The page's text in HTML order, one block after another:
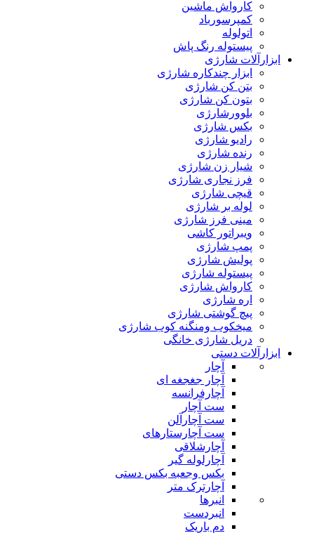
کارواش ماشین
کمپرسورباد
اتولوله
پیستوله رنگ پاش
ابزارآلات شارژی
ابزار چندکاره شارژی
بتن کن شارژی
بتون کن شارژی
بلوورشارژی
بکس شارژی
رادیو شارژی
رنده شارژی
شیار زن شارژی
فرز نجاری شارژی
قیچی شارژی
لوله بر شارژی
مینی فرز شارژی
ویبراتور کاشی
پمپ شارژی
پولیش شارژی
پیستوله شارژی
کارواش شارژی
اره شارژی
پیچ گوشتی شارژی
میخکوب ومنگنه کوب شارژی
دریل شارژی خانگی
ابزارآلات دستی
آچار
آچار جغجغه ای
آچارفرانسه
ست آچار
ست آچارآلن
ست آچارستارهای
آچارشلاقی
آچارلوله گیر
بکس وجعبه بکس دستی
آچارترک متر
انبرها
انبردست
دم باریک